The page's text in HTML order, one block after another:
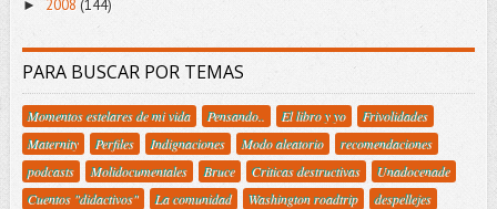
► 2008 (144)
PARA BUSCAR POR TEMAS
Momentos estelares de mi vida Pensando.. El libro y yo
Frivolidades
Maternity
Perfiles Indignaciones Modo aleatorio
recomendaciones
podcasts
Molidocumentales Bruce Criticas destructivas
Unadocenade
Cuentos "didactivos"
La comunidad Washington roadtrip
despellejes